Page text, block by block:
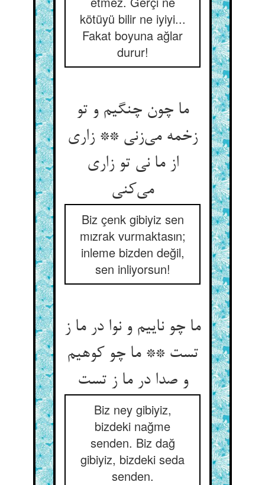
kötüyü bilir ne iyiyi...
Fakat boyuna ağlar
durur!
ما چون چنگیم و تو
زخمه می‌‌زنی ** زاری
از ما نی تو زاری
Biz çenk gibiyiz sen
mızrak vurmaktasın;
inleme bizden değil,
sen inliyorsun!
ما چو ناییم و نوا در ما ز
تست ** ما چو کوهیم
و صدا در ما ز تست‌‌
Biz ney gibiyiz,
bizdeki nağme
senden. Biz dağ
gibiyiz, bizdeki seda
senden.